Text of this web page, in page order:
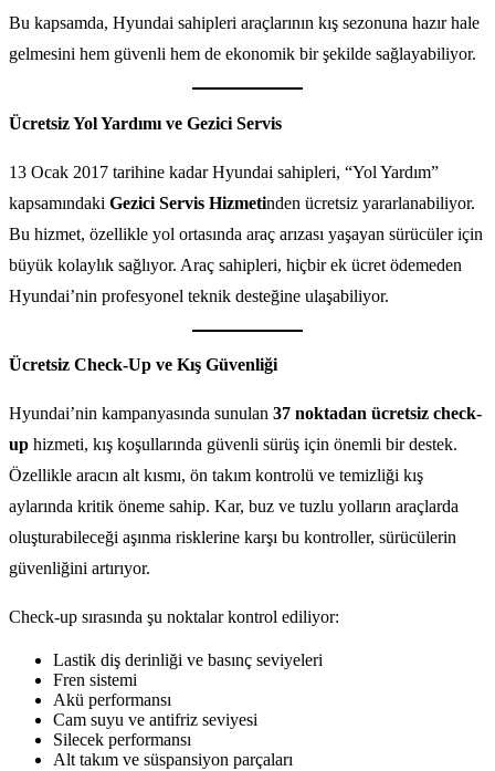
Bu kapsamda, Hyundai sahipleri araçlarının kış sezonuna hazır hale
gelmesini hem güvenli hem de ekonomik bir şekilde sağlayabiliyor.
Ücretsiz Yol Yardımı ve Gezici Servis
13 Ocak 2017 tarihine kadar Hyundai sahipleri, “Yol Yardım”
kapsamındaki Gezici Servis Hizmetinden ücretsiz yararlanabiliyor.
Bu hizmet, özellikle yol ortasında araç arızası yaşayan sürücüler için
büyük kolaylık sağlıyor. Araç sahipleri, hiçbir ek ücret ödemeden
Hyundai’nin profesyonel teknik desteğine ulaşabiliyor.
Ücretsiz Check-Up ve Kış Güvenliği
Hyundai’nin kampanyasında sunulan 37 noktadan ücretsiz check-
up hizmeti, kış koşullarında güvenli sürüş için önemli bir destek.
Özellikle aracın alt kısmı, ön takım kontrolü ve temizliği kış
aylarında kritik öneme sahip. Kar, buz ve tuzlu yolların araçlarda
oluşturabileceği aşınma risklerine karşı bu kontroller, sürücülerin
güvenliğini artırıyor.
Check-up sırasında şu noktalar kontrol ediliyor:
Lastik diş derinliği ve basınç seviyeleri
Fren sistemi
Akü performansı
Cam suyu ve antifriz seviyesi
Silecek performansı
Alt takım ve süspansiyon parçaları